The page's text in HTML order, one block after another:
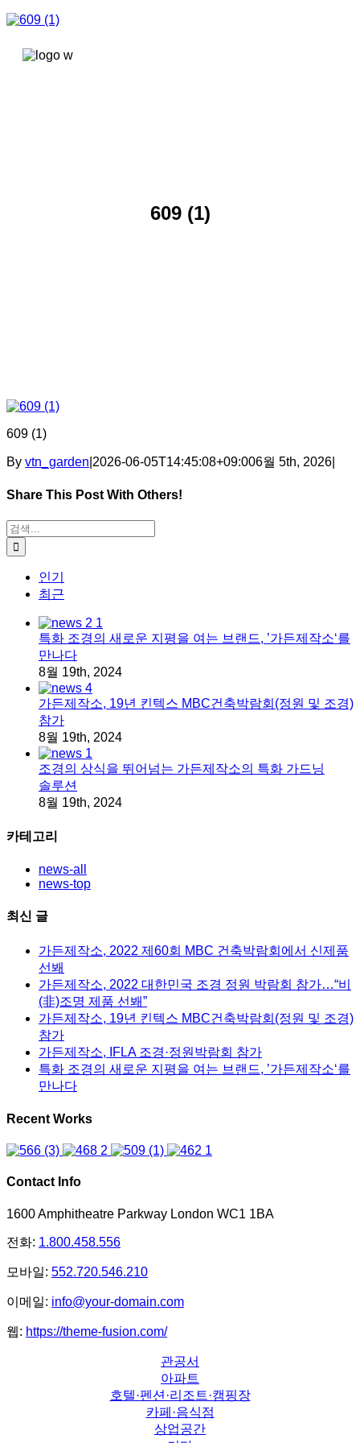
콘텐츠로
609 (1)
609 (1)
By vtn_garden 2026-06-05T14:45:08+09:006월 5th, 2026
Share This Post With Others!
Facebook
X
Tumblr
Pinterest
이메일
검색:
인기
최근
특화 조경의 새로운 지평을 여는 브랜드, ’가든제작소‘를
만나다
8월 19th, 2024
가든제작소, 19년 킨텍스 MBC건축박람회(정원 및 조경)
참가
8월 19th, 2024
조경의 상식을 뛰어넘는 가든제작소의 특화 가드닝
솔루션
8월 19th, 2024
카테고리
news-all
news-top
최신 글
가든제작소, 2022 제60회 MBC 건축박람회에서 신제품
선봬
가든제작소, 2022 대한민국 조경 정원 박람회 참가…“비
(非)조명 제품 선봬”
가든제작소, 19년 킨텍스 MBC건축박람회(정원 및 조경)
참가
가든제작소, IFLA 조경·정원박람회 참가
특화 조경의 새로운 지평을 여는 브랜드, ’가든제작소‘를
만나다
Recent Works
Contact Info
1600 Amphitheatre Parkway London WC1 1BA
전화: 1.800.458.556
모바일: 552.720.546.210
이메일: info@your-domain.com
웹: https://theme-fusion.com/
관공서
아파트
호텔·펜션·리조트·캠핑장
카페·음식점
상업공간